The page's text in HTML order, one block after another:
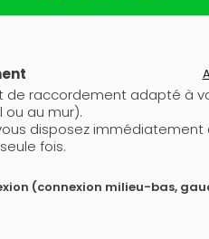
de raccordement adapté à
au mur).
disposez
fois.
(connexion milieu-bas,